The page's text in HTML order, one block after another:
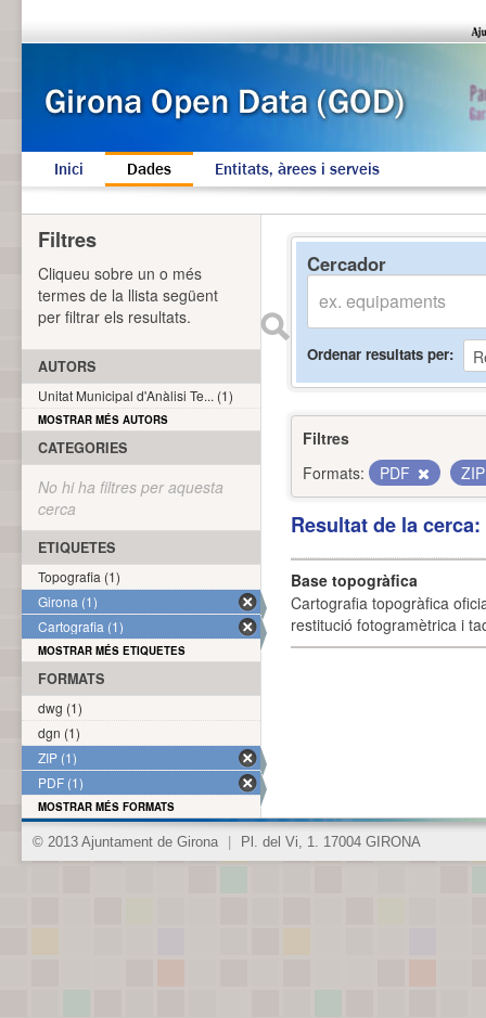
Inici Dades Entitats, àrees i serveis
Cercador
Ordenar resultats per
Filtres
Formats:
PDF
Resultat de la
Base topogràfica
Cartografia topogràfica
restitució fotogramètrica i
Filtres
Cliqueu sobre un o més
termes de la llista següent
per filtrar els resultats.
AUTORS
Unitat Municipal d'Anàlisi Te... (1)
MOSTRAR MÉS AUTORS
CATEGORIES
No hi ha filtres per aquesta
cerca
ETIQUETES
Topografia (1)
Girona (1)
Cartografia (1)
MOSTRAR MÉS ETIQUETES
FORMATS
dwg (1)
dgn (1)
ZIP (1)
PDF (1)
MOSTRAR MÉS FORMATS
© 2013 Ajuntament de Girona Pl. del Vi, 1. 17004 GIRONA